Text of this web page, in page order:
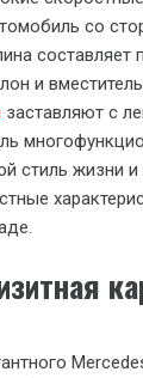
со
составляет
и
заставляют с
стиль жизни